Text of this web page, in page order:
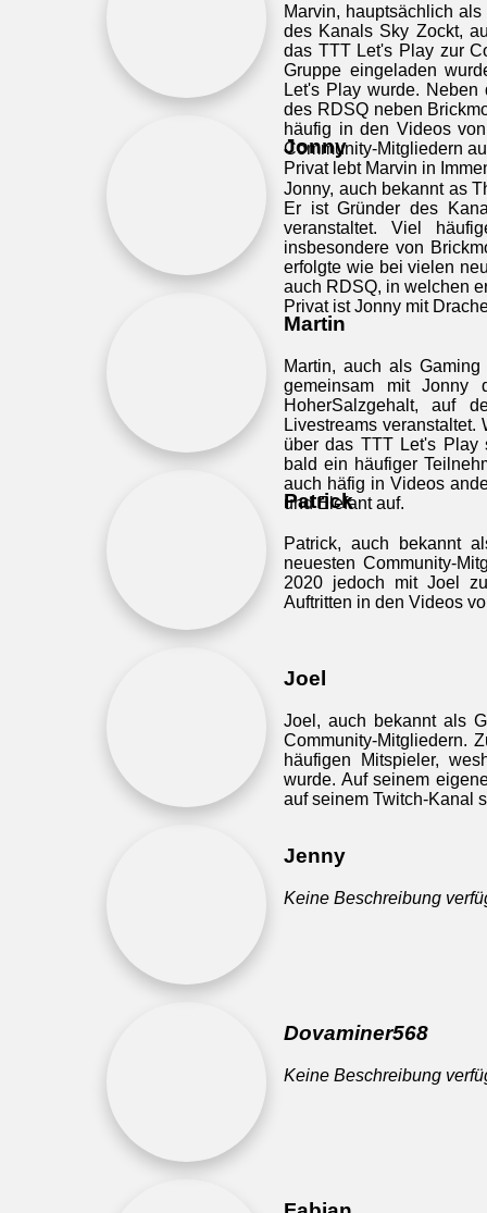
Marvin, hauptsächlich
des Kanals Sky Zockt,
das TTT Let's Play zur
Gruppe eingeladen
Let's Play wurde.
des RDSQ neben
häufig in den Videos
Community-Mitgliedern
Privat lebt Marvin in
Jonny
Jonny, auch bekannt as
Er ist Gründer des
veranstaltet. Viel
insbesondere von
erfolgte wie bei vielen
auch RDSQ, in welchen
Privat ist Jonny mit
Martin
Martin, auch als
gemeinsam mit Jonny
HoherSalzgehalt, auf
Livestreams
über das TTT Let's Play
bald ein häufiger
auch häfig in Videos
und Elefant auf.
Patrick
Patrick, auch bekannt
neuesten Community-
2020 jedoch mit Joel
Auftritten in den Videos
Joel
Joel, auch bekannt als
Community-Mitgliedern.
häufigen Mitspieler,
wurde. Auf seinem
auf seinem Twitch-Kanal
Jenny
Keine Beschreibung
Dovaminer568
Keine Beschreibung